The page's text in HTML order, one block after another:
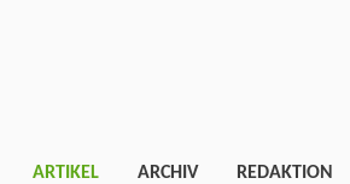
ARTIKEL ARCHIV REDAKTION